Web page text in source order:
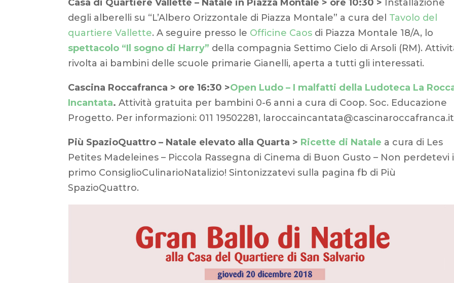
Casa di Quartiere Vallette – Natale in Piazza Montale > ore 10:30 > Installazione
degli alberelli su “L’Albero Orizzontale di Piazza Montale” a cura del Tavolo del
quartiere Vallette. A seguire presso le Officine Caos di Piazza Montale 18/A, lo
spettacolo “Il sogno di Harry” della compagnia Settimo Cielo di Arsoli (RM).
rivolta ai bambini delle scuole primarie Gianelli, aperta a tutti gli interessati.
Cascina Roccafranca > ore 16:30 >Open Ludo – I malfatti della Ludoteca La
Incantata. Attività gratuita per bambini 0-6 anni a cura di Coop. Soc. Educazione
Progetto. Per informazioni: 011 19502281,
Più SpazioQuattro – Natale elevato alla Quarta > Ricette di Natale a cura di Les
Petites Madeleines – Piccola Rassegna di Cinema di Buon Gusto – Non perdetevi
primo ConsiglioCulinarioNatalizio! Sintonizzatevi sulla pagina fb di Più
SpazioQuattro.